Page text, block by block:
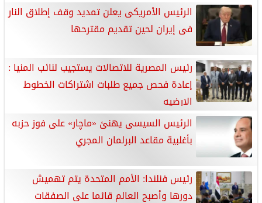
الرئيس الأمريكى يعلن تمديد وقف إطلاق النار
فى إيران لحين تقديم مقترحها
رئيس المصرية للاتصالات يستجيب لنائب المنيا :
إعادة فحص جميع طلبات اشتراكات الخطوط
الارضيه
الرئيس السيسى يهنئ «ماچار» على فوز حزبه
بأغلبية مقاعد البرلمان المجري
رئيس فنلندا: الأمم المتحدة يتم تهميش
دورها وأصبح العالم قائما على الصفقات